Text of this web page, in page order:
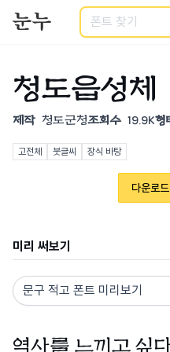
검색
청도읍성체
제작 청도군청조회수 19.9K형
고전체 붓글씨 장식 바탕
다운로
미리 써보기